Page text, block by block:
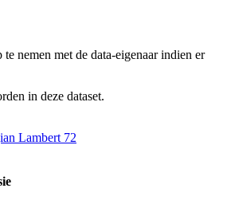
nemen met de data-eigenaar indien er
in deze dataset.
Lambert 72